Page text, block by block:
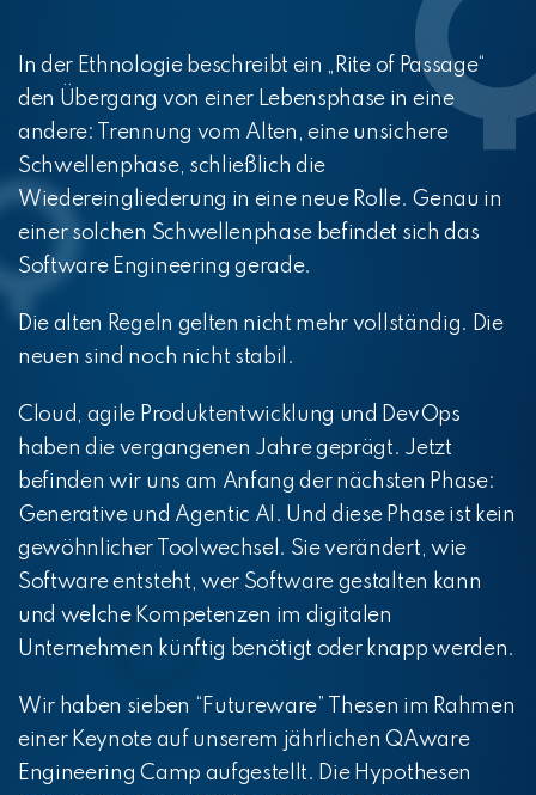
In der Ethnologie beschreibt ein „Rite of Passage“
den Übergang von einer Lebensphase in eine
andere: Trennung vom Alten, eine unsichere
Schwellenphase, schließlich die
Wiedereingliederung in eine neue Rolle. Genau in
einer solchen Schwellenphase befindet sich das
Software Engineering gerade.
Die alten Regeln gelten nicht mehr vollständig. Die
neuen sind noch nicht stabil.
Cloud, agile Produktentwicklung und DevOps
haben die vergangenen Jahre geprägt. Jetzt
befinden wir uns am Anfang der nächsten Phase:
Generative und Agentic AI. Und diese Phase ist kein
gewöhnlicher Toolwechsel. Sie verändert, wie
Software entsteht, wer Software gestalten kann
und welche Kompetenzen im digitalen
Unternehmen künftig benötigt oder knapp werden.
Wir haben sieben “Futureware” Thesen im Rahmen
einer Keynote auf unserem jährlichen QAware
Engineering Camp aufgestellt. Die Hypothesen